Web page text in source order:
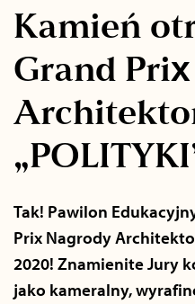
Kamień
Grand
Tak! Pawilon
Prix Nagrody
2020! Znamienite Jury
jako kameralny,